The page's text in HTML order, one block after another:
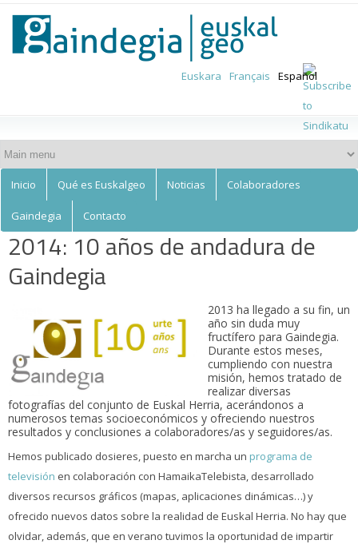
main
content
Euskalgeo
Euskara Français Español
Inicio Qué es Euskalgeo Noticias Colaboradores
Gaindegia Contacto
2014: 10 años de andadura de
Gaindegia
2013 ha llegado a su fin, un
año sin duda muy
fructífero para Gaindegia.
Durante estos meses,
cumpliendo con nuestra
misión, hemos tratado de
realizar diversas
fotografías del conjunto de Euskal Herria, acerándonos a
numerosos temas socioeconómicos y ofreciendo nuestros
resultados y conclusiones a colaboradores/as y seguidores/as.
Hemos publicado dosieres, puesto en marcha un programa de
televisión en colaboración con HamaikaTelebista, desarrollado
diversos recursos gráficos (mapas, aplicaciones dinámicas…) y
ofrecido nuevos datos sobre la realidad de Euskal Herria. No hay que
olvidar, además, que en verano tuvimos la oportunidad de impartir